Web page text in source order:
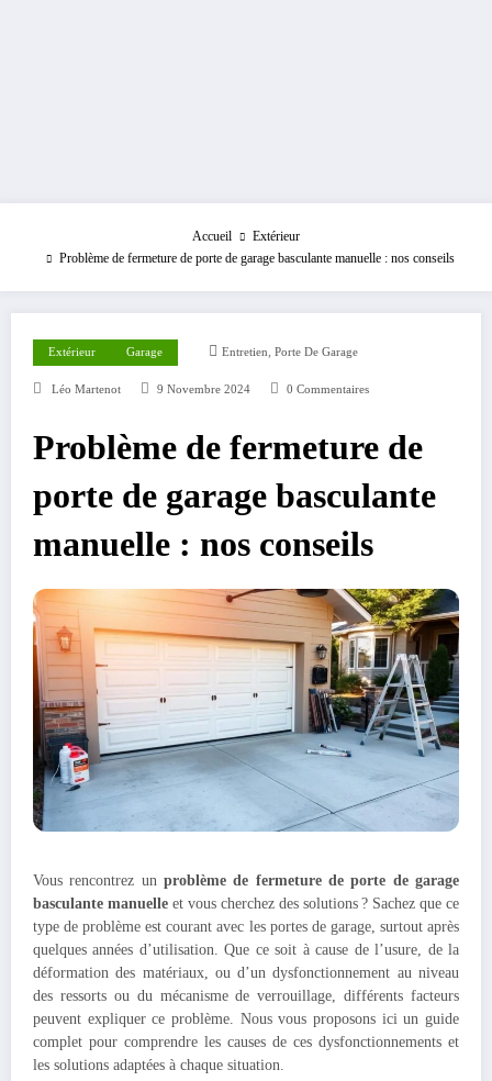
Accueil
Extérieur
Problème de fermeture de porte de garage basculante manuelle : nos conseils
Extérieur Garage Entretien Porte De Garage
Léo Martenot 9 Novembre 2024 0 Commentaires
Problème de fermeture de
porte de garage basculante
manuelle : nos conseils
Vous rencontrez un problème de fermeture de porte de garage
basculante manuelle et vous cherchez des solutions ? Sachez que ce
type de problème est courant avec les portes de garage, surtout après
quelques années d’utilisation. Que ce soit à cause de l’usure, de la
déformation des matériaux, ou d’un dysfonctionnement au niveau
des ressorts ou du mécanisme de verrouillage, différents facteurs
peuvent expliquer ce problème. Nous vous proposons ici un guide
complet pour comprendre les causes de ces dysfonctionnements et
les solutions adaptées à chaque situation.